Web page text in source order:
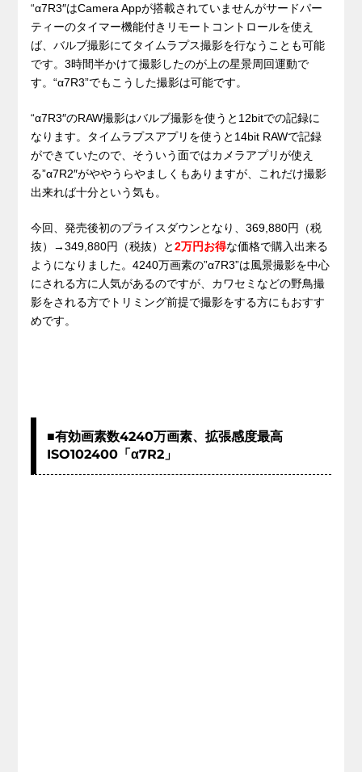
“α7R3″はCamera Appが搭載されていませんがサードパー
ティーのタイマー機能付きリモートコントロールを使え
ば、バルブ撮影にてタイムラプス撮影を行なうことも可能
です。3時間半かけて撮影したのが上の星景周回運動で
す。“α7R3”でもこうした撮影は可能です。
“α7R3″のRAW撮影はバルブ撮影を使うと12bitでの記録に
なります。タイムラプスアプリを使うと14bit RAWで記録
ができていたので、そういう面ではカメラアプリが使え
る”α7R2″がややうらやましくもありますが、これだけ撮影
出来れば十分という気も。
今回、発売後初のプライスダウンとなり、369,880円（税
抜）→349,880円（税抜）と2万円お得な価格で購入出来る
ようになりました。4240万画素の”α7R3”は風景撮影を中心
にされる方に人気があるのですが、カワセミなどの野鳥撮
影をされる方でトリミング前提で撮影をする方にもおすす
めです。
■有効画素数4240万画素、拡張感度最高
ISO102400「α7R2」